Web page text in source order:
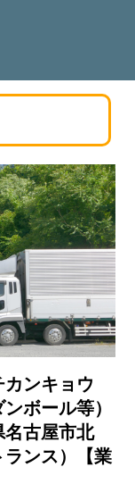
カンキョウ
ボール等）
名古屋市北
ランス）【業